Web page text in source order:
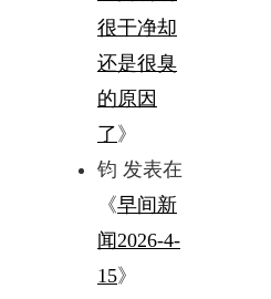
很干净却
还是很臭
的原因
了 》
钧 发表在
《早间新
闻2026-4-
15》